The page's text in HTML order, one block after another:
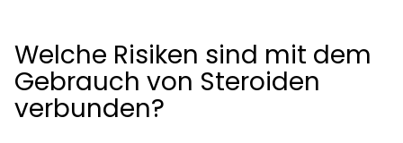
Welche Risiken sind mit dem
Gebrauch von Steroiden
verbunden?